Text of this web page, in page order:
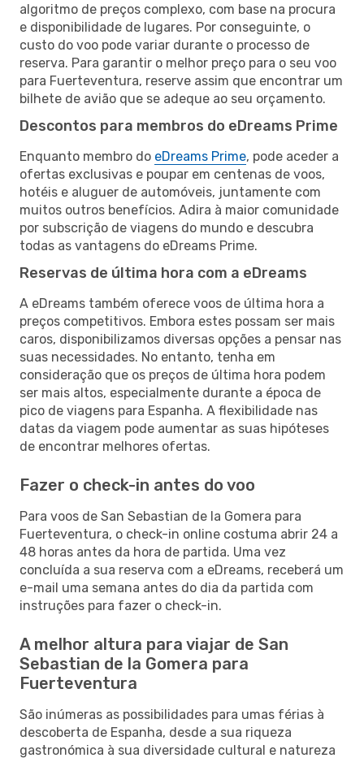
algoritmo de preços complexo, com base na procura
e disponibilidade de lugares. Por conseguinte, o
custo do voo pode variar durante o processo de
reserva. Para garantir o melhor preço para o seu voo
para Fuerteventura, reserve assim que encontrar um
bilhete de avião que se adeque ao seu orçamento.
Descontos para membros do eDreams Prime
Enquanto membro do eDreams Prime, pode aceder a
ofertas exclusivas e poupar em centenas de voos,
hotéis e aluguer de automóveis, juntamente com
muitos outros benefícios. Adira à maior comunidade
por subscrição de viagens do mundo e descubra
todas as vantagens do eDreams Prime.
Reservas de última hora com a eDreams
A eDreams também oferece voos de última hora a
preços competitivos. Embora estes possam ser mais
caros, disponibilizamos diversas opções a pensar nas
suas necessidades. No entanto, tenha em
consideração que os preços de última hora podem
ser mais altos, especialmente durante a época de
pico de viagens para Espanha. A flexibilidade nas
datas da viagem pode aumentar as suas hipóteses
de encontrar melhores ofertas.
Fazer o check-in antes do voo
Para voos de San Sebastian de la Gomera para
Fuerteventura, o check-in online costuma abrir 24 a
48 horas antes da hora de partida. Uma vez
concluída a sua reserva com a eDreams, receberá um
e-mail uma semana antes do dia da partida com
instruções para fazer o check-in.
A melhor altura para viajar de San
Sebastian de la Gomera para
Fuerteventura
São inúmeras as possibilidades para umas férias à
descoberta de Espanha, desde a sua riqueza
gastronómica à sua diversidade cultural e natureza